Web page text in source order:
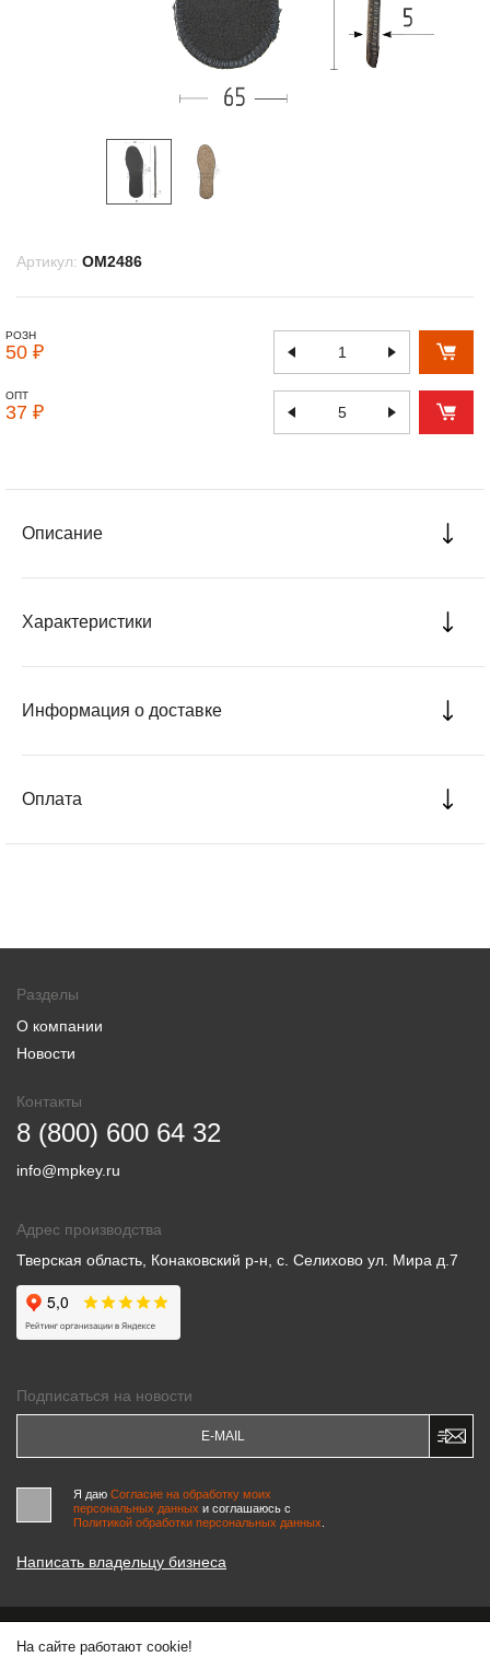
Артикул: OM2486
РОЗН
50 ₽
ОПТ
37 ₽
Описание
Характеристики
Информация о доставке
Оплата
Разделы
О компании
Новости
Контакты
8 (800) 600 64 32
info@mpkey.ru
Адрес производства
Тверская область, Конаковский р-н, с. Селихово ул. Мира д.7
Подписаться на новости
Я даю Согласие на обработку моих
персональных данных и соглашаюсь c
Политикой обработки персональных данных
Написать владельцу бизнеса
© 2000-2026 «МАСТЕРСКИЕ ПИНЧУКА»
На сайте работают cookie!